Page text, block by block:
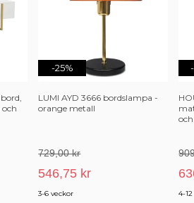
-25%
LUMI AYD 3666 bordslampa -
orange metall
729,00 kr
546,75 kr
3-6 veckor 4-